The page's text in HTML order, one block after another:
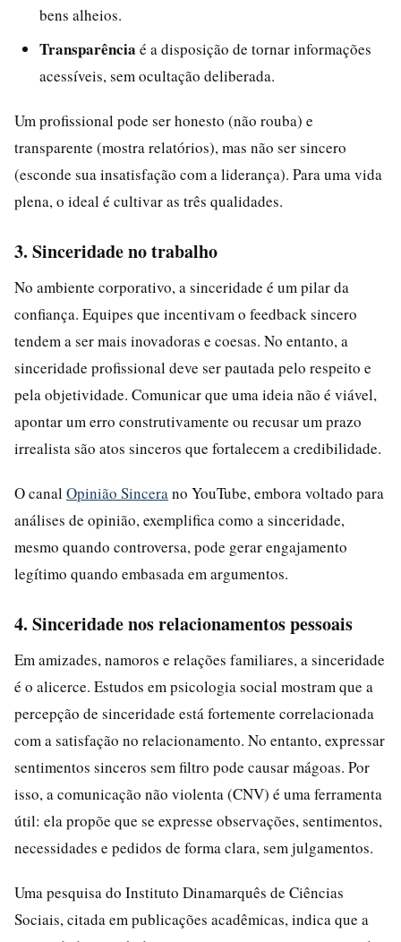
bens alheios.
Transparência é a disposição de tornar informações
acessíveis, sem ocultação deliberada.
Um profissional pode ser honesto (não rouba) e
transparente (mostra relatórios), mas não ser sincero
(esconde sua insatisfação com a liderança). Para uma vida
plena, o ideal é cultivar as três qualidades.
3. Sinceridade no trabalho
No ambiente corporativo, a sinceridade é um pilar da
confiança. Equipes que incentivam o feedback sincero
tendem a ser mais inovadoras e coesas. No entanto, a
sinceridade profissional deve ser pautada pelo respeito e
pela objetividade. Comunicar que uma ideia não é viável,
apontar um erro construtivamente ou recusar um prazo
irrealista são atos sinceros que fortalecem a credibilidade.
O canal Opinião Sincera no YouTube, embora voltado para
análises de opinião, exemplifica como a sinceridade,
mesmo quando controversa, pode gerar engajamento
legítimo quando embasada em argumentos.
4. Sinceridade nos relacionamentos pessoais
Em amizades, namoros e relações familiares, a sinceridade
é o alicerce. Estudos em psicologia social mostram que a
percepção de sinceridade está fortemente correlacionada
com a satisfação no relacionamento. No entanto, expressar
sentimentos sinceros sem filtro pode causar mágoas. Por
isso, a comunicação não violenta (CNV) é uma ferramenta
útil: ela propõe que se expresse observações, sentimentos,
necessidades e pedidos de forma clara, sem julgamentos.
Uma pesquisa do Instituto Dinamarquês de Ciências
Sociais, citada em publicações acadêmicas, indica que a